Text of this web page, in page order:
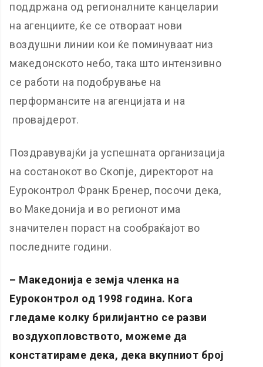
поддржана од регионалните канцеларии
на агенциите, ќе се отвораат нови
воздушни линии кои ќе поминуваат низ
македонското небо, така што интензивно
се работи на подобрување на
перформансите на агенцијата и на
провајдерот.
Поздравувајќи ја успешната организација
на состанокот во Скопје, директорот на
Еуроконтрол Франк Бренер, посочи дека,
во Македонија и во регионот има
значителен пораст на сообраќајот во
последните години.
– Македонија е земја членка на
Еуроконтрол од 1998 година. Кога
гледаме колку брилијантно се разви
воздухопловството, можеме да
констатираме дека, дека вкупниот број